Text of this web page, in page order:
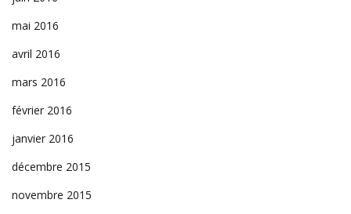
mai 2016
avril 2016
mars 2016
février 2016
janvier 2016
décembre 2015
novembre 2015